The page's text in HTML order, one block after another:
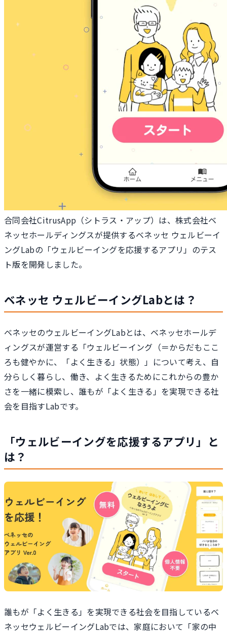
合同会社CitrusApp（シトラス・アップ）は、株式会社ベ
ネッセホールディングスが提供するベネッセ ウェルビーイ
ングLabの「ウェルビーイングを応援するアプリ」のテス
ト版を開発しました。
ベネッセ ウェルビーイングLabとは？
ベネッセのウェルビーイングLabとは、ベネッセホールデ
ィングスが運営する「ウェルビーイング（＝からだもここ
ろも健やかに、「よく生きる」状態）」について考え、自
分らしく暮らし、働き、よく生きるためにこれからの豊か
さを一緒に模索し、誰もが「よく生きる」を実現できる社
会を目指すLabです。
「ウェルビーイングを応援するアプリ」と
は？
誰もが「よく生きる」を実現できる社会を目指しているベ
ネッセウェルビーイングLabでは、家庭において「家の中